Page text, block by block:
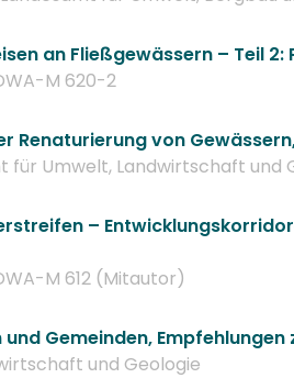
an Fließgewässern – Teil
M 620-2
Renaturierung von
für Umwelt, Landwirtschaft und
–
M 612 (Mitautor)
Gemeinden,
und Geologie